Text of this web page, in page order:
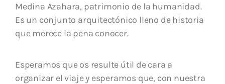
Medina Azahara, patrimonio de la humanidad.
Es un conjunto arquitectónico lleno de historia
que merece la pena conocer.
Esperamos que os resulte útil de cara a
organizar el viaje y esperamos que, con nuestra